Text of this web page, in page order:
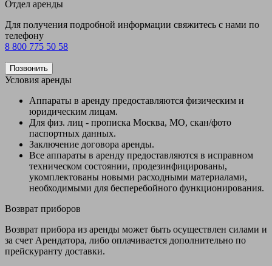
Отдел аренды
Для получения подробной информации свяжитесь с нами по
телефону
8 800 775 50 58
Позвонить
Условия аренды
Аппараты в аренду предоставляются физическим и
юридическим лицам.
Для физ. лиц - прописка Москва, МО, скан/фото
паспортных данных.
Заключение договора аренды.
Все аппараты в аренду предоставляются в исправном
техническом состоянии, продезинфицированы,
укомплектованы новыми расходными материалами,
необходимыми для бесперебойного функционирования.
Возврат приборов
Возврат прибора из аренды может быть осуществлен силами и
за счет Арендатора, либо оплачивается дополнительно по
прейскуранту доставки.